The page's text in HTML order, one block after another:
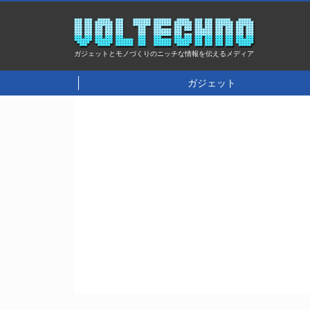
ガジェットとモノづくりのニッチな情報を伝えるメディア
ガジェット